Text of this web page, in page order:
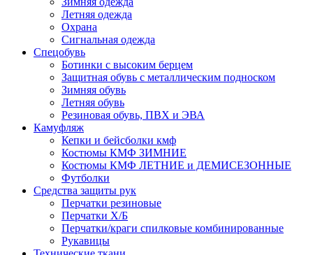
Летняя одежда
Охрана
Сигнальная одежда
Спецобувь
Ботинки с высоким берцем
Защитная обувь с металлическим подноском
Зимняя обувь
Летняя обувь
Резиновая обувь, ПВХ и ЭВА
Камуфляж
Кепки и бейсболки кмф
Костюмы КМФ ЗИМНИЕ
Костюмы КМФ ЛЕТНИЕ и ДЕМИСЕЗОННЫЕ
Футболки
Средства защиты рук
Перчатки резиновые
Перчатки Х/Б
Перчатки/краги спилковые комбинированные
Рукавицы